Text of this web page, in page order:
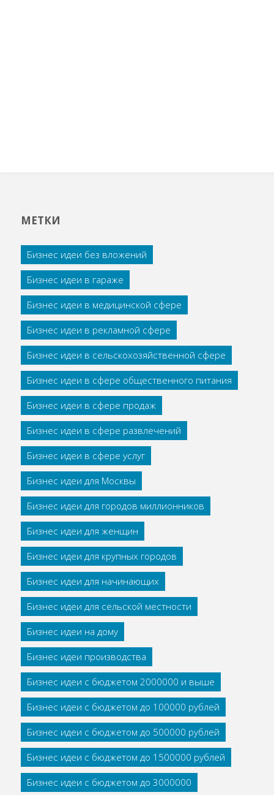
МЕТКИ
Бизнес идеи без вложений
Бизнес идеи в гараже
Бизнес идеи в медицинской сфере
Бизнес идеи в рекламной сфере
Бизнес идеи в сельскохозяйственной сфере
Бизнес идеи в сфере общественного питания
Бизнес идеи в сфере продаж
Бизнес идеи в сфере развлечений
Бизнес идеи в сфере услуг
Бизнес идеи для Москвы
Бизнес идеи для городов миллионников
Бизнес идеи для женщин
Бизнес идеи для крупных городов
Бизнес идеи для начинающих
Бизнес идеи для сельской местности
Бизнес идеи на дому
Бизнес идеи производства
Бизнес идеи с бюджетом 2000000 и выше
Бизнес идеи с бюджетом до 100000 рублей
Бизнес идеи с бюджетом до 500000 рублей
Бизнес идеи с бюджетом до 1500000 рублей
Бизнес идеи с бюджетом до 3000000